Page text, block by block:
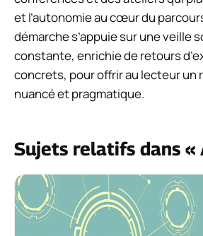
et l’autonomie au cœur du
démarche s’appuie sur une veille
constante, enrichie de retours
concrets, pour offrir au lecteur un
nuancé et pragmatique.
Sujets relatifs dans «